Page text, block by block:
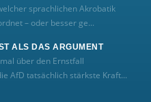
sprachlichen Akrobatik
– oder besser ge...
ALS DAS ARGUMENT
über den Ernstfall
AfD tatsächlich stärkste Kraft...